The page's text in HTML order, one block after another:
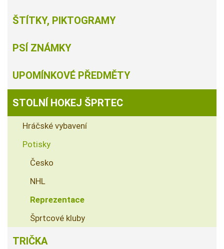
ŠTÍTKY, PIKTOGRAMY
PSÍ ZNÁMKY
UPOMÍNKOVÉ PŘEDMĚTY
STOLNÍ HOKEJ ŠPRTEC
Hráčské vybavení
Potisky
Česko
NHL
Reprezentace
Šprtcové kluby
TRIČKA